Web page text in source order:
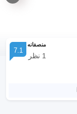
منصفانه
1 نظر
7.1